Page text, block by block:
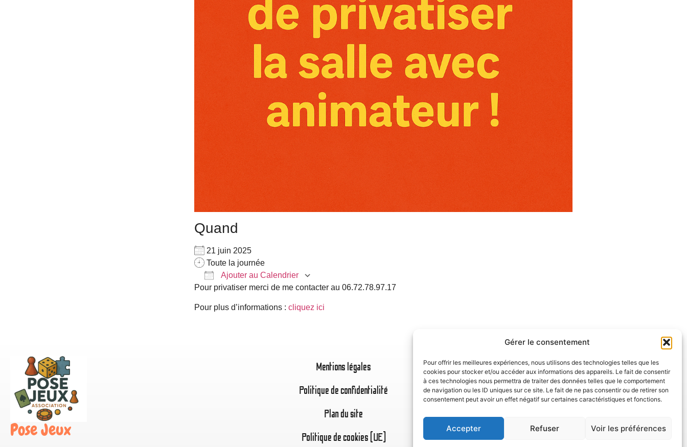
Gérer le consentement
Pour offrir les meilleures expériences, nous utilisons des technologies telles que les
cookies pour stocker et/ou accéder aux informations des appareils. Le fait de consentir
à ces technologies nous permettra de traiter des données telles que le comportement
de navigation ou les ID uniques sur ce site. Le fait de ne pas consentir ou de retirer son
consentement peut avoir un effet négatif sur certaines caractéristiques et fonctions.
Accepter Refuser Voir les préférences
Quand
21 juin 2025
Toute la journée
Ajouter au Calendrier
Télécharger ICS
Calendrier Google
Pour privatiser merci de me contacter au 06.72.78.97.17
Pour plus d’informations : cliquez ici
Pose Jeux
Mentions légales
Politique de confidentialité
Plan du site
Politique de cookies (UE)